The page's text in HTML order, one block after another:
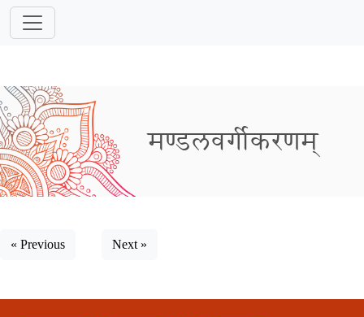
मण्डलवर्गीकरणम्
« Previous Next »